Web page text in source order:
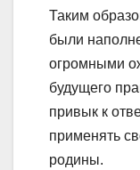
Таким
были
огромными
будущего
привык к
применять
родины.